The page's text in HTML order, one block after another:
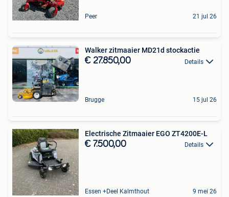
Peer 21 jul 26
Walker zitmaaier MD21d stockactie
€ 27.850,00 Details
Brugge 15 jul 26
Electrische Zitmaaier EGO ZT4200E-L
€ 7.500,00 Details
Essen +Deel Kalmthout 9 mei 26